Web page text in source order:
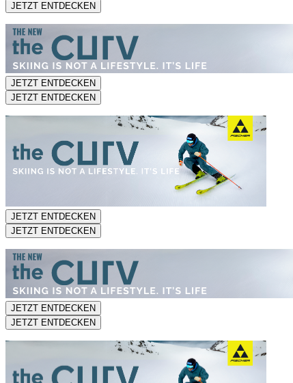
JETZT ENTDECKEN
JETZT ENTDECKEN
JETZT ENTDECKEN
JETZT ENTDECKEN
JETZT ENTDECKEN
JETZT ENTDECKEN
JETZT ENTDECKEN